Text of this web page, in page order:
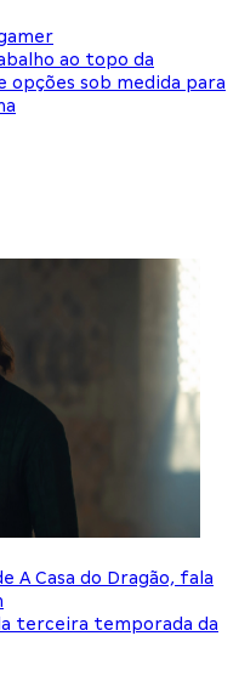
ao topo da
opções sob medida para
A Casa do Dragão, fala
terceira temporada da